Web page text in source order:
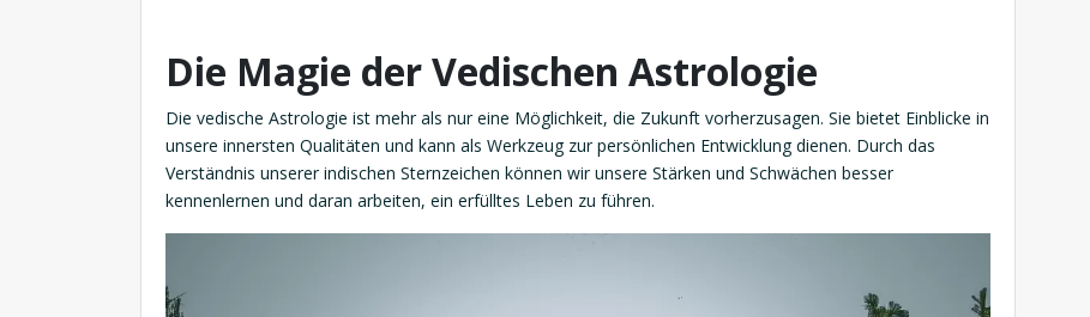
Die Magie der Vedischen Astrologie
Die vedische Astrologie ist mehr als nur eine Möglichkeit, die Zukunft vorherzusagen. Sie bietet Einblicke in
unsere innersten Qualitäten und kann als Werkzeug zur persönlichen Entwicklung dienen. Durch das
Verständnis unserer indischen Sternzeichen können wir unsere Stärken und Schwächen besser
kennenlernen und daran arbeiten, ein erfülltes Leben zu führen.